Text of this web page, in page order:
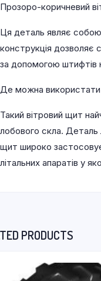
Прозоро-коричневий
Ця деталь являє собою
конструкція дозволяє
за допомогою штифтів
Де можна
Такий вітровий щит
лобового скла. Деталь
щит широко
літальних апаратів у
PRODUCTS